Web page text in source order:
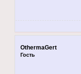
OthermaGert
Гость